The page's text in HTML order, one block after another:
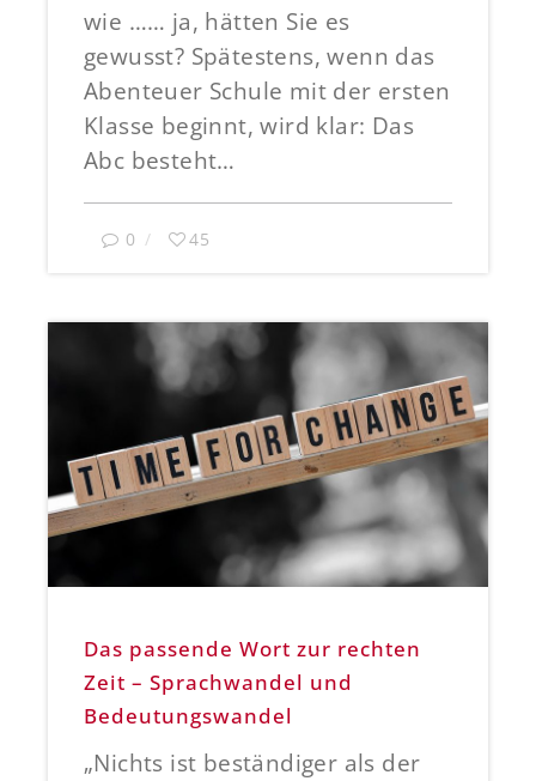
wie …… ja, hätten Sie es
gewusst? Spätestens, wenn das
Abenteuer Schule mit der ersten
Klasse beginnt, wird klar: Das
Abc besteht…
0 45
Das passende Wort zur rechten
Zeit – Sprachwandel und
Bedeutungswandel
„Nichts ist beständiger als der